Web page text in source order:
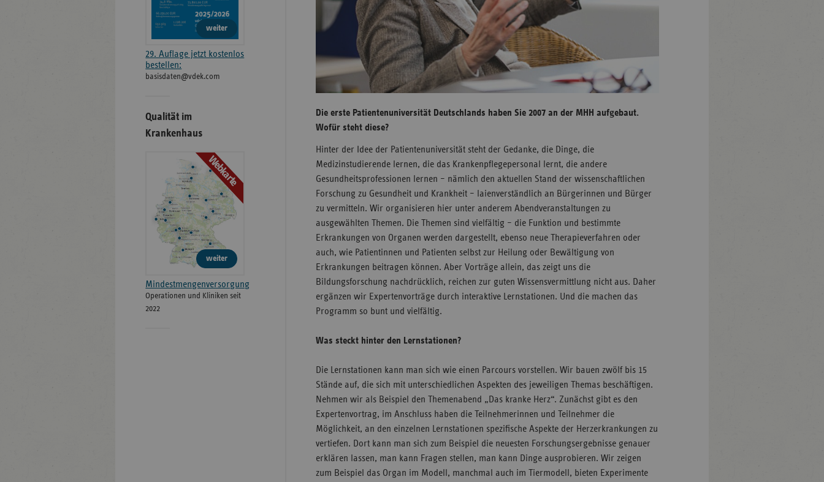
Die erste Patientenuniversität Deutschlands haben Sie 2007 an der MHH aufgebaut.
Wofür steht diese?
Hinter der Idee der Patientenuniversität steht der Gedanke, die Dinge, die
Medizinstudierende lernen, die das Krankenpflegepersonal lernt, die andere
Gesundheitsprofessionen lernen – nämlich den aktuellen Stand der wissenschaftlichen
Forschung zu Gesundheit und Krankheit – laienverständlich an Bürgerinnen und Bürger
zu vermitteln. Wir organisieren hier unter anderem Abendveranstaltungen zu
ausgewählten Themen. Die Themen sind vielfältig – die Funktion und bestimmte
Erkrankungen von Organen werden dargestellt, ebenso neue Therapieverfahren oder
auch, wie Patientinnen und Patienten selbst zur Heilung oder Bewältigung von
Erkrankungen beitragen können. Aber Vorträge allein, das zeigt uns die
Bildungsforschung nachdrücklich, reichen zur guten Wissensvermittlung nicht aus. Daher
ergänzen wir Expertenvorträge durch interaktive Lernstationen. Und die machen das
Programm so bunt und vielfältig.
Was steckt hinter den Lernstationen?
Die Lernstationen kann man sich wie einen Parcours vorstellen. Wir bauen zwölf bis 15
Stände auf, die sich mit unterschiedlichen Aspekten des jeweiligen Themas beschäftigen.
Nehmen wir als Beispiel den Themenabend „Das kranke Herz“. Zunächst gibt es den
Expertenvortrag, im Anschluss haben die Teilnehmerinnen und Teilnehmer die
Möglichkeit, an den einzelnen Lernstationen spezifische Aspekte der Herzerkrankungen zu
vertiefen. Dort kann man sich zum Beispiel die neuesten Forschungsergebnisse genauer
erklären lassen, man kann Fragen stellen, man kann Dinge ausprobieren. Wir zeigen
zum Beispiel das Organ im Modell, manchmal auch im Tiermodell, bieten Experimente
weiter
29. Auflage jetzt kostenlos
bestellen:
basisdaten@vdek.com
Qualität im
Krankenhaus
Webkarte
weiter
Mindestmengenversorgung
Operationen und Kliniken seit
2022